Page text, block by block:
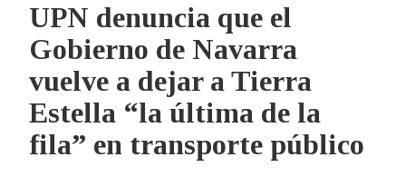
UPN denuncia que el
Gobierno de Navarra
vuelve a dejar a Tierra
Estella “la última de la
fila” en transporte público